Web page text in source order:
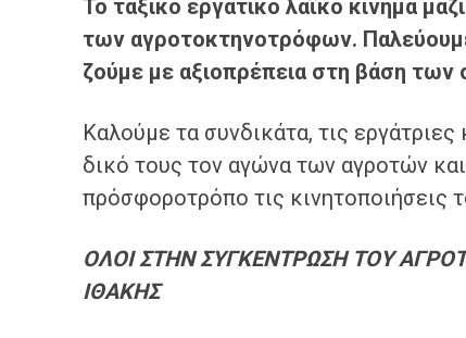
Το ταξικό εργατικό λαϊκό κίνημα
των αγροτοκτηνοτρόφων. Π
ζούμε με αξιοπρέπεια στη βάση των
Καλούμε τα συνδικάτα, τις
δικό τους τον αγώνα των αγροτών
πρόσφοροτρόπο τις κινητοποιήσεις
ΟΛΟΙ ΣΤΗΝ ΣΥΓΚΕΝΤΡΩΣΗ ΤΟΥ
ΙΘΑΚΗΣ